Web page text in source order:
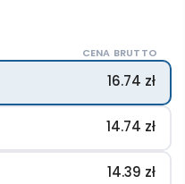
CENA BRUTTO
16.74 zł
14.74 zł
14.39 zł